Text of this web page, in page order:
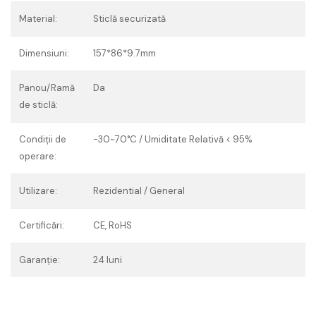
Material: Sticlă securizată
Dimensiuni: 157*86*9.7mm
Panou/Ramă
de sticlă:
Da
Condiții de
operare:
-30~70°C / Umiditate Relativă < 95%
Utilizare: Rezidential / General
Certificări: CE, RoHS
Garanție: 24 luni